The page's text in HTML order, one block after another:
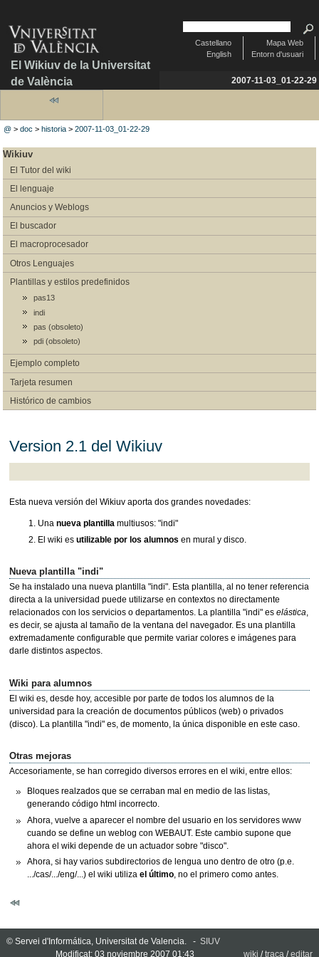
El Wikiuv de la Universitat
de València
Mapa Web
Entorn d'usuari
Castellano
English
2007-11-03_01-22-29
@ >doc >historia >2007-11-03_01-22-29
Wikiuv
El Tutor del wiki
El lenguaje
Anuncios y Weblogs
El buscador
El macroprocesador
Otros Lenguajes
Plantillas y estilos predefinidos
pas13
indi
pas (obsoleto)
pdi (obsoleto)
Ejemplo completo
Tarjeta resumen
Histórico de cambios
Version 2.1 del Wikiuv
Esta nueva versión del Wikiuv aporta dos grandes novedades:
Una nueva plantillamultiusos: "indi"
El wiki es utilizable por los alumnos en mural y disco.
Nueva plantilla "indi"
Se ha instalado una nueva plantilla "indi". Esta plantilla, al no tener referencia
directa a la universidad puede utilizarse en contextos no directamente
relacionados con los servicios o departamentos. La plantilla "indi" es elástica,
es decir, se ajusta al tamaño de la ventana del navegador. Es una plantilla
extremadamente configurable que permite variar colores e imágenes para
darle distintos aspectos.
Wiki para alumnos
El wiki es, desde hoy, accesible por parte de todos los alumnos de la
universidad para la creación de documentos públicos (web) o privados
(disco). La plantilla "indi" es, de momento, la única disponible en este caso.
Otras mejoras
Accesoriamente, se han corregido diversos errores en el wiki, entre ellos:
Bloques realzados que se cerraban mal en medio de las listas,
generando código html incorrecto.
Ahora, vuelve a aparecer el nombre del usuario en los servidores www
cuando se define un weblog con WEBAUT. Este cambio supone que
ahora el wiki depende de un actuador sobre "disco".
Ahora, si hay varios subdirectorios de lengua uno dentro de otro (p.e.
.../cas/.../eng/...) el wiki utiliza el último, no el primero como antes.
© Servei d'Informática, Universitat de Valencia. - SIUV
Modificat: 03 noviembre 2007 01:43
wiki /traça /editar